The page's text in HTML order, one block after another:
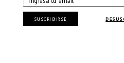
SUSCRIBIRSE